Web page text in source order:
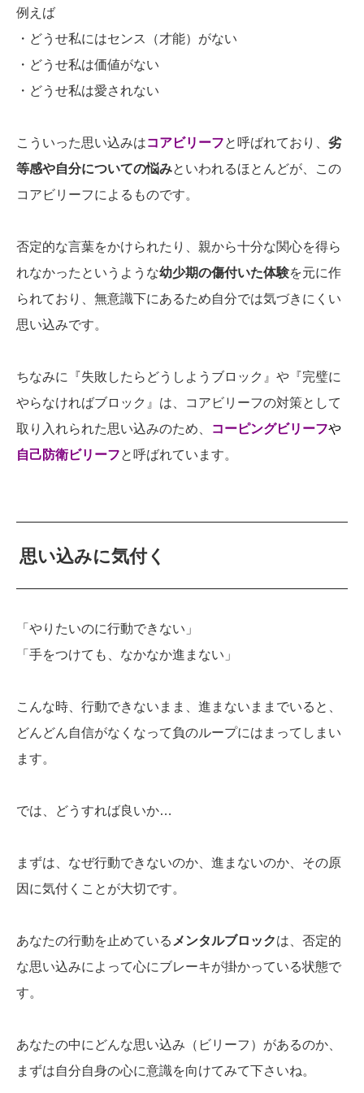
例えば
・どうせ私にはセンス（才能）がない
・どうせ私は価値がない
・どうせ私は愛されない
こういった思い込みはコアビリーフと呼ばれており、 劣
等感や自分についての悩みといわれるほとんどが、この
コアビリーフによるものです。
否定的な言葉をかけられたり、親から十分な関心を得ら
れなかったというような幼少期の傷付いた体験を元に作
られており、無意識下にあるため自分では気づきにくい
思い込みです。
ちなみに『失敗したらどうしようブロック』や『完璧に
やらなければブロック』は、コアビリーフの対策として
取り入れられた思い込みのため、
コーピングビリーフや
自己防衛ビリーフと呼ばれています。
思い込みに気付く
「やりたいのに行動できない」
「手をつけても、なかなか進まない」
こんな時、行動できないまま、進まないままでいると、
どんどん自信がなくなって負のループにはまってしまい
ます。
では、どうすれば良いか…
まずは、なぜ行動できないのか、進まないのか、その原
因に気付くことが大切です。
あなたの行動を止めている メンタルブロックは、否定的
な思い込みによって心にブレーキが掛かっている状態で
す。
あなたの中にどんな思い込み（ビリーフ）があるのか、
まずは自分自身の心に意識を向けてみて下さいね。